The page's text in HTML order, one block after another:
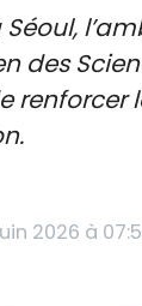
Séoul,
des
renforcer
2026 à